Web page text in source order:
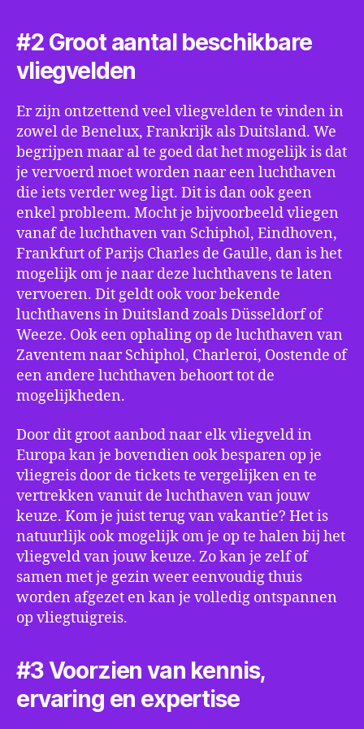
#2 Groot aantal beschikbare
vliegvelden
Er zijn ontzettend veel vliegvelden te vinden in
zowel de Benelux, Frankrijk als Duitsland. We
begrijpen maar al te goed dat het mogelijk is dat
je vervoerd moet worden naar een luchthaven
die iets verder weg ligt. Dit is dan ook geen
enkel probleem. Mocht je bijvoorbeeld vliegen
vanaf de luchthaven van Schiphol, Eindhoven,
Frankfurt of Parijs Charles de Gaulle, dan is het
mogelijk om je naar deze luchthavens te laten
vervoeren. Dit geldt ook voor bekende
luchthavens in Duitsland zoals Düsseldorf of
Weeze. Ook een ophaling op de luchthaven van
Zaventem naar Schiphol, Charleroi, Oostende of
een andere luchthaven behoort tot de
mogelijkheden.
Door dit groot aanbod naar elk vliegveld in
Europa kan je bovendien ook besparen op je
vliegreis door de tickets te vergelijken en te
vertrekken vanuit de luchthaven van jouw
keuze. Kom je juist terug van vakantie? Het is
natuurlijk ook mogelijk om je op te halen bij het
vliegveld van jouw keuze. Zo kan je zelf of
samen met je gezin weer eenvoudig thuis
worden afgezet en kan je volledig ontspannen
op vliegtuigreis.
#3 Voorzien van kennis,
ervaring en expertise